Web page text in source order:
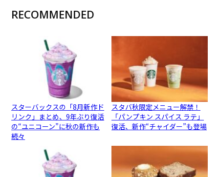
RECOMMENDED
スターバックスの「8月新作ド
リンク」まとめ、9年ぶり復活
の“ユニコーン”に秋の新作も
続々
スタバ秋限定メニュー解禁！
「パンプキン スパイス ラテ」
復活、新作“チャイダー”も登場